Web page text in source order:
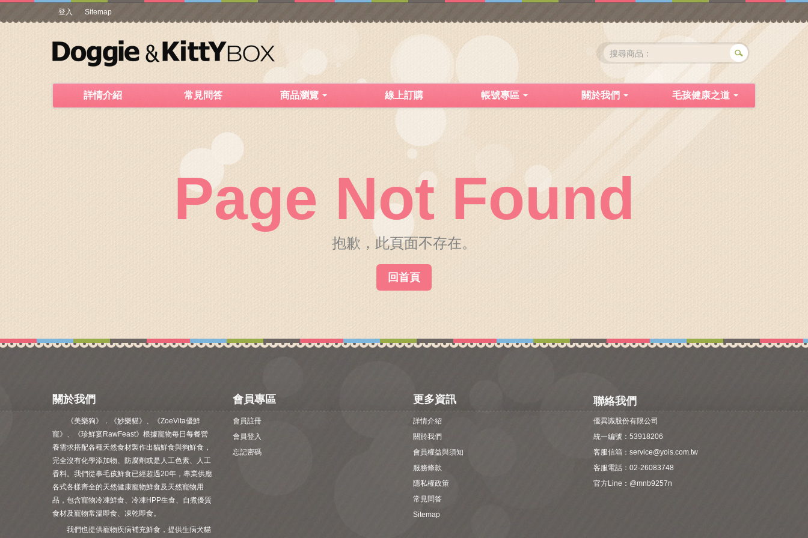
登入 Sitemap
詳情介紹 常見問答 商品瀏覽 線上訂購 帳號專區 關於我們 毛孩健康之道
Page Not Found
抱歉，此頁面不存在。
回首頁
關於我們
《美樂狗》．《妙樂貓》、《ZoeVita優鮮
寵》、《珍鮮宴RawFeast》根據寵物每日每餐營
養需求搭配各種天然食材製作出貓鮮食與狗鮮食，
完全沒有化學添加物、防腐劑或是人工色素、人工
香料。我們從事毛孩鮮食已經超過20年，專業供應
各式各樣齊全的天然健康寵物鮮食及天然寵物用
品，包含寵物冷凍鮮食、冷凍HPP生食、自煮優質
食材及寵物常溫即食、凍乾即食。
我們也提供寵物疾病補充鮮食，提供生病犬貓
會員專區
會員註冊
會員登入
忘記密碼
更多資訊
詳情介紹
關於我們
會員權益與須知
服務條款
隱私權政策
常見問答
Sitemap
聯絡我們
優異識股份有限公司
統一編號：53918206
客服信箱： service@yois.com.tw
客服電話：02-26083748
官方Line： @mnb9257n